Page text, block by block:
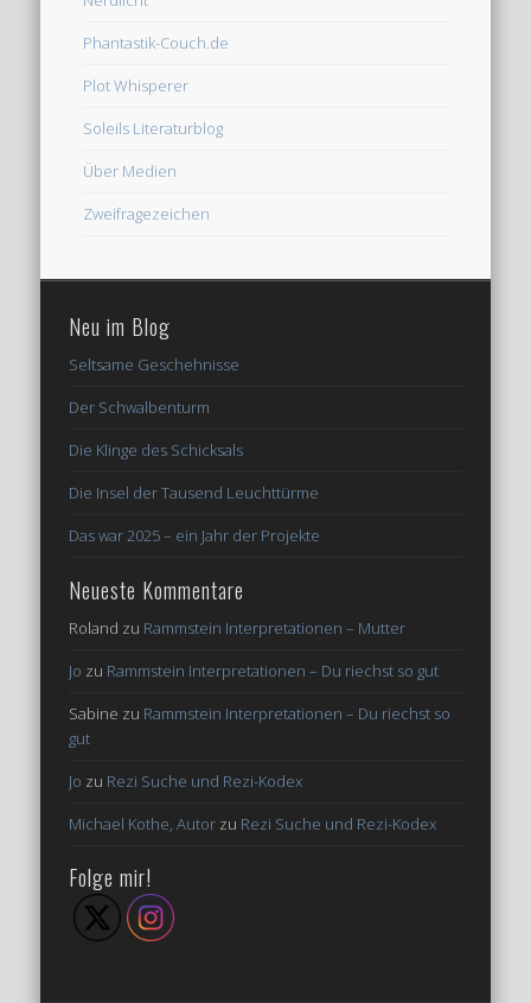
Phantastik-Couch.de
Plot Whisperer
Soleils Literaturblog
Über Medien
Zweifragezeichen
Neu im Blog
Seltsame Geschehnisse
Der Schwalbenturm
Die Klinge des Schicksals
Die Insel der Tausend Leuchttürme
Das war 2025 – ein Jahr der Projekte
Neueste Kommentare
Roland zu Rammstein Interpretationen – Mutter
Jo zu Rammstein Interpretationen – Du riechst so gut
Sabine zu Rammstein Interpretationen – Du riechst so
gut
Jo zu Rezi Suche und Rezi-Kodex
Michael Kothe, Autor zu Rezi Suche und Rezi-Kodex
Folge mir!